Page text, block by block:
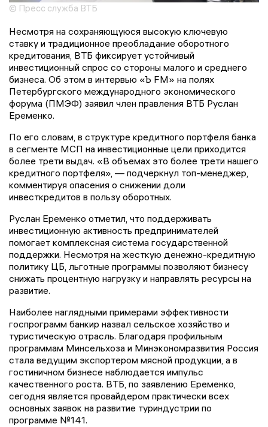
© Пресс служба ВТБ
Несмотря на сохраняющуюся высокую ключевую
ставку и традиционное преобладание оборотного
кредитования, ВТБ фиксирует устойчивый
инвестиционный спрос со стороны малого и среднего
бизнеса. Об этом в интервью «Ъ FM» на полях
Петербургского международного экономического
форума (ПМЭФ) заявил член правления ВТБ Руслан
Еременко.
По его словам, в структуре кредитного портфеля банка
в сегменте МСП на инвестиционные цели приходится
более трети выдач. «В объемах это более трети нашего
кредитного портфеля», — подчеркнул топ-менеджер,
комментируя опасения о снижении доли
инвесткредитов в пользу оборотных.
Руслан Еременко отметил, что поддерживать
инвестиционную активность предпринимателей
помогает комплексная система государственной
поддержки. Несмотря на жесткую денежно-кредитную
политику ЦБ, льготные программы позволяют бизнесу
снижать процентную нагрузку и направлять ресурсы на
развитие.
Наиболее наглядными примерами эффективности
госпрограмм банкир назвал сельское хозяйство и
туристическую отрасль. Благодаря профильным
программам Минсельхоза и Минэкономразвития Россия
стала ведущим экспортером мясной продукции, а в
гостиничном бизнесе наблюдается импульс
качественного роста. ВТБ, по заявлению Еременко,
сегодня является провайдером практически всех
основных заявок на развитие туриндустрии по
программе №141.